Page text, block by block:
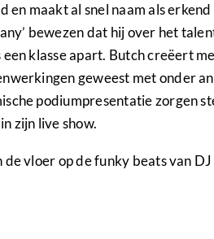
maakt al snel naam als
bewezen dat hij over het
klasse apart. Butch creëert
geweest met onder
podiumpresentatie zorgen
zijn live show.
vloer op de funky beats van